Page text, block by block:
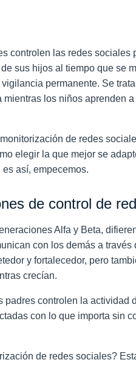
controlen las redes sociales
sus hijos al tiempo que se
permanente. Se
los niños aprenden
de redes
elegir la que mejor se
así, empecemos.
de control de
Alfa y Beta,
con los demás a través
y fortalecedor, pero
crecían.
controlen la actividad
con lo que importa sin
de redes sociales?